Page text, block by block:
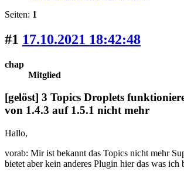
Seiten: 1
#1 17.10.2021 18:42:48
chap
Mitglied
[gelöst] 3 Topics Droplets
von 1.4.3 auf 1.5.1 nicht mehr
Hallo,
vorab: Mir ist bekannt das Topics nicht mehr
bietet aber kein anderes Plugin hier das was ich